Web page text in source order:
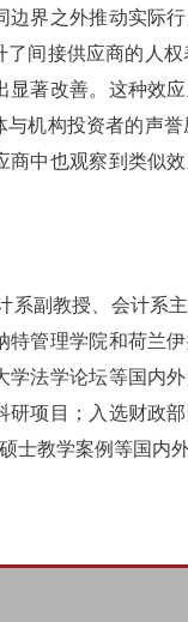
界之外推动实际
间接供应商的人
著改善。这种效
机构投资者的声誉
中也观察到类似
副教授、会计系
管理学院和荷兰
法学论坛等国内
项目；入选财政
士教学案例等国内